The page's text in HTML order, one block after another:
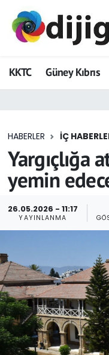
KKTC Güney Kıbrıs
HABERLER İÇ
Yargıçlığa
yemin
26.05.2026 - 11:17
YAYINLANMA
ADVERTORIAL
Dijigazete
Eğitim
Ekonomi
GEZİ
Güncel
Gündem
KKTC
Hava Durumu
Trafik Durumu
Tüm
Son Dakika